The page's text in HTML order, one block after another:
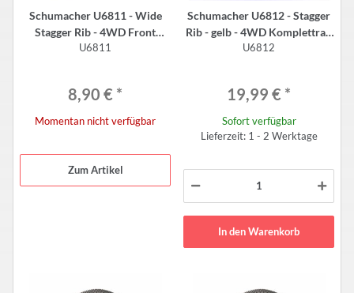
Schumacher U6811 - Wide
Stagger Rib - 4WD Front
Reifen - 2.2" - SILBER (2 Stück)
U6811
8,90 € *
Momentan nicht verfügbar
Zum Artikel
Schumacher U6812 - Stagger
Rib - gelb - 4WD Komplettrad
vorne (2 Stück)
U6812
19,99 € *
Sofort verfügbar
Lieferzeit: 1 - 2 Werktage
In den Warenkorb